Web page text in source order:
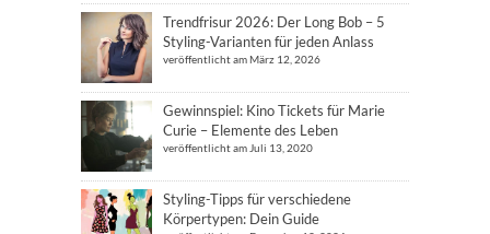
Trendfrisur 2026: Der Long Bob – 5
Styling-Varianten für jeden Anlass
veröffentlicht am März 12, 2026
Gewinnspiel: Kino Tickets für Marie
Curie – Elemente des Leben
veröffentlicht am Juli 13, 2020
Styling-Tipps für verschiedene
Körpertypen: Dein Guide